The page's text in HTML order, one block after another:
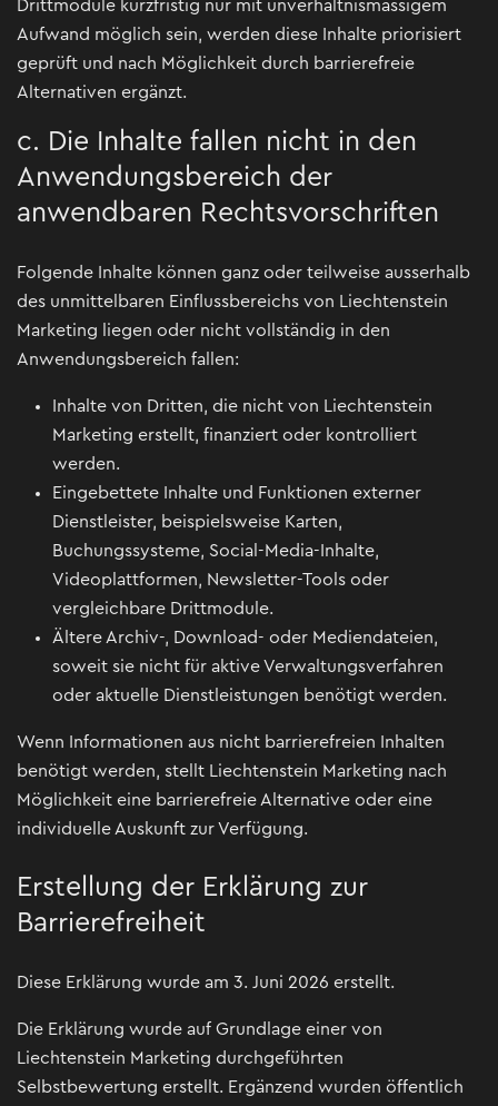
Drittmodule kurzfristig nur mit unverhältnismässigem
Aufwand möglich sein, werden diese Inhalte priorisiert
geprüft und nach Möglichkeit durch barrierefreie
Alternativen ergänzt.
c. Die Inhalte fallen nicht in den
Anwendungsbereich der
anwendbaren Rechtsvorschriften
Folgende Inhalte können ganz oder teilweise ausserhalb
des unmittelbaren Einflussbereichs von Liechtenstein
Marketing liegen oder nicht vollständig in den
Anwendungsbereich fallen:
Inhalte von Dritten, die nicht von Liechtenstein
Marketing erstellt, finanziert oder kontrolliert
werden.
Eingebettete Inhalte und Funktionen externer
Dienstleister, beispielsweise Karten,
Buchungssysteme, Social-Media-Inhalte,
Videoplattformen, Newsletter-Tools oder
vergleichbare Drittmodule.
Ältere Archiv-, Download- oder Mediendateien,
soweit sie nicht für aktive Verwaltungsverfahren
oder aktuelle Dienstleistungen benötigt werden.
Wenn Informationen aus nicht barrierefreien Inhalten
benötigt werden, stellt Liechtenstein Marketing nach
Möglichkeit eine barrierefreie Alternative oder eine
individuelle Auskunft zur Verfügung.
Erstellung der Erklärung zur
Barrierefreiheit
Diese Erklärung wurde am 3. Juni 2026 erstellt.
Die Erklärung wurde auf Grundlage einer von
Liechtenstein Marketing durchgeführten
Selbstbewertung erstellt. Ergänzend wurden öffentlich